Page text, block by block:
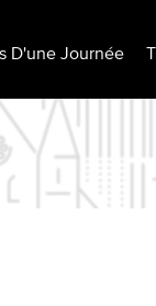
D'une Journée